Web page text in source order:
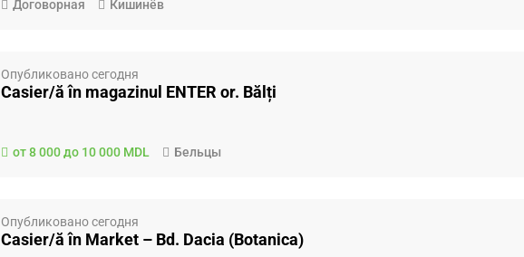
Договорная Кишинёв
Опубликовано сегодня
Casier/ă în magazinul ENTER or. Bălți
от 8 000 до 10 000 MDL Бельцы
Опубликовано сегодня
Casier/ă în Market – Bd. Dacia (Botanica)